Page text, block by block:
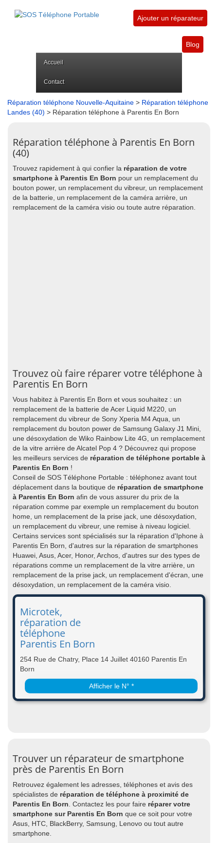
Ajouter un réparateur
Blog
Accueil
Contact
Réparation téléphone Nouvelle-Aquitaine > Réparation téléphone
Landes (40) > Réparation téléphone à Parentis En Born
Réparation téléphone à Parentis En Born
(40)
Trouvez rapidement à qui confier la réparation de votre
smartphone à Parentis En Born pour un remplacement du
bouton power, un remplacement du vibreur, un remplacement
de la batterie, un remplacement de la caméra arrière, un
remplacement de la caméra visio ou toute autre réparation.
Trouvez où faire réparer votre téléphone à
Parentis En Born
Vous habitez à Parentis En Born et vous souhaitez : un
remplacement de la batterie de Acer Liquid M220, un
remplacement du vibreur de Sony Xperia M4 Aqua, un
remplacement du bouton power de Samsung Galaxy J1 Mini,
une désoxydation de Wiko Rainbow Lite 4G, un remplacement
de la vitre arrière de Alcatel Pop 4 ? Découvrez qui propose
les meilleurs services de réparation de téléphone portable à
Parentis En Born !
Conseil de SOS Téléphone Portable : téléphonez avant tout
déplacement dans la boutique de réparation de smartphone
à Parentis En Born afin de vous assurer du prix de la
réparation comme par exemple un remplacement du bouton
home, un remplacement de la prise jack, une désoxydation,
un remplacement du vibreur, une remise à niveau logiciel.
Certains services sont spécialisés sur la réparation d'Iphone à
Parentis En Born, d'autres sur la réparation de smartphones
Huawei, Asus, Acer, Honor, Archos, d'autres sur des types de
réparations comme un remplacement de la vitre arrière, un
remplacement de la prise jack, un remplacement d'écran, une
désoxydation, un remplacement de la caméra visio.
Microtek,
réparation de
téléphone
Parentis En Born
254 Rue de Chatry, Place 14 Juillet 40160 Parentis En
Born
Afficher le N° *
Trouver un réparateur de smartphone
près de Parentis En Born
Retrouvez également les adresses, téléphones et avis des
spécialistes de réparation de téléphone à proximité de
Parentis En Born . Contactez les pour faire réparer votre
smartphone sur Parentis En Born que ce soit pour votre
Asus, HTC, BlackBerry, Samsung, Lenovo ou tout autre
smartphone.